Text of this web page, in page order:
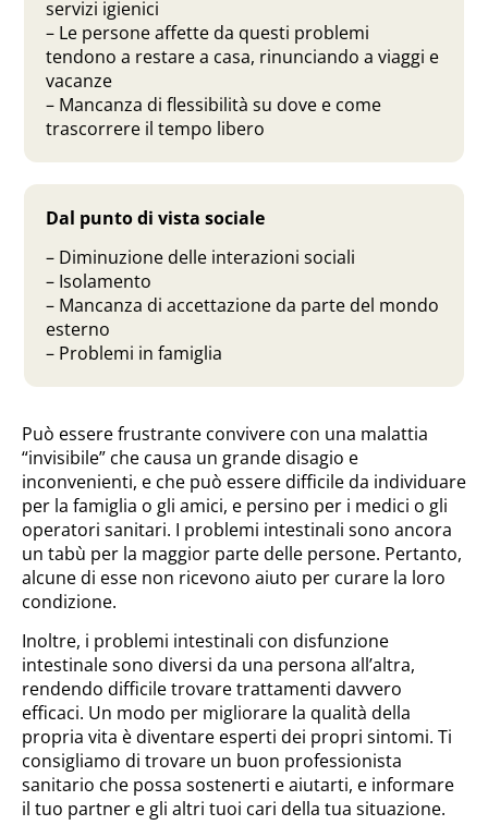
servizi igienici
– Le persone affette da questi problemi
tendono a restare a casa, rinunciando a viaggi e
vacanze
– Mancanza di flessibilità su dove e come
trascorrere il tempo libero
Dal punto di vista sociale
– Diminuzione delle interazioni sociali
– Isolamento
– Mancanza di accettazione da parte del mondo
esterno
– Problemi in famiglia
Può essere frustrante convivere con una malattia
“invisibile” che causa un grande disagio e
inconvenienti, e che può essere difficile da individuare
per la famiglia o gli amici, e persino per i medici o gli
operatori sanitari. I problemi intestinali sono ancora
un tabù per la maggior parte delle persone. Pertanto,
alcune di esse non ricevono aiuto per curare la loro
condizione.
Inoltre, i problemi intestinali con disfunzione
intestinale sono diversi da una persona all’altra,
rendendo difficile trovare trattamenti davvero
efficaci. Un modo per migliorare la qualità della
propria vita è diventare esperti dei propri sintomi. Ti
consigliamo di trovare un buon professionista
sanitario che possa sostenerti e aiutarti, e informare
il tuo partner e gli altri tuoi cari della tua situazione.